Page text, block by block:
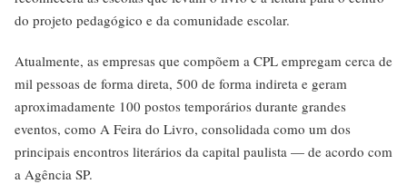
do projeto pedagógico e da comunidade escolar.
Atualmente, as empresas que compõem a CPL empregam cerca de
mil pessoas de forma direta, 500 de forma indireta e geram
aproximadamente 100 postos temporários durante grandes
eventos, como A Feira do Livro, consolidada como um dos
principais encontros literários da capital paulista — de acordo com
a Agência SP.